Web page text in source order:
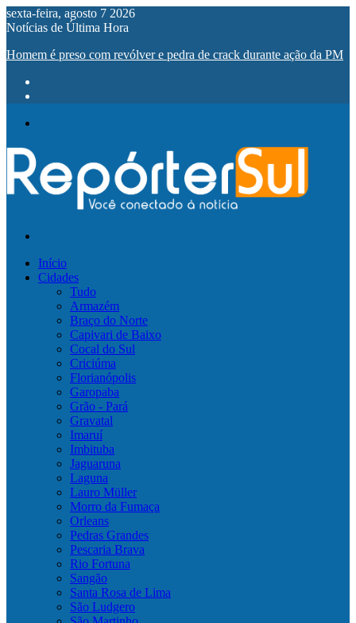
sexta-feira, agosto 7 2026
Notícias de Última Hora
Homem é preso com revólver e pedra de crack durante ação da PM
Início
Cidades
Tudo
Armazém
Braço do Norte
Capivari de Baixo
Cocal do Sul
Criciúma
Florianópolis
Garopaba
Grão - Pará
Gravatal
Imaruí
Imbituba
Jaguaruna
Laguna
Lauro Müller
Morro da Fumaça
Orleans
Pedras Grandes
Pescaria Brava
Rio Fortuna
Sangão
Santa Rosa de Lima
São Ludgero